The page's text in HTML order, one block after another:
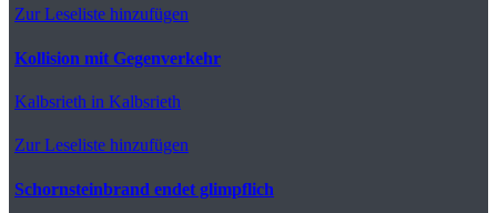
Zur Leseliste hinzufügen
Kollision mit Gegenverkehr
Kalbsrieth in Kalbsrieth
Zur Leseliste hinzufügen
Schornsteinbrand endet glimpflich